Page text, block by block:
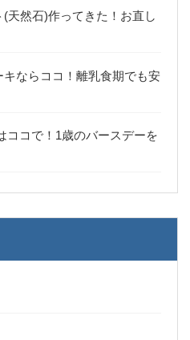
天然石)作ってきた！お直し
ならココ！離乳食期でも安
ココで！1歳のバースデーを